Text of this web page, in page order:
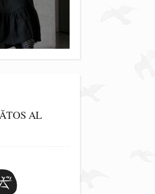
AL